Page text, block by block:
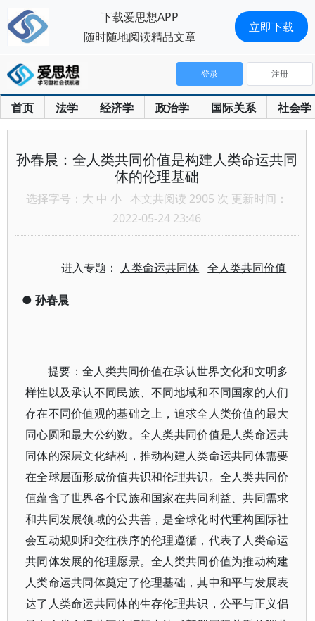
首页 法学 经济学 政治学 国际关系 社会学
登录 注册
孙春晨：全人类共同价值是构建人类命运共同
体的伦理基础
选择字号： 大 中 小 本文共阅读 2905 次 更新时间：
2022-05-24 23:46
进入专题： 人类命运共同体 全人类共同价值
● 孙春晨
提要：全人类共同价值在承认世界文化和文明多
样性以及承认不同民族、不同地域和不同国家的人们
存在不同价值观的基础之上，追求全人类价值的最大
同心圆和最大公约数。全人类共同价值是人类命运共
同体的深层文化结构，推动构建人类命运共同体需要
在全球层面形成价值共识和伦理共识。全人类共同价
值蕴含了世界各个民族和国家在共同利益、共同需求
和共同发展领域的公共善，是全球化时代重构国际社
会互动规则和交往秩序的伦理遵循，代表了人类命运
共同体发展的伦理愿景。全人类共同价值为推动构建
人类命运共同体奠定了伦理基础，其中和平与发展表
达了人类命运共同体的生存伦理共识，公平与正义倡
下载爱思想APP
随时随地阅读精品文章
立即下载